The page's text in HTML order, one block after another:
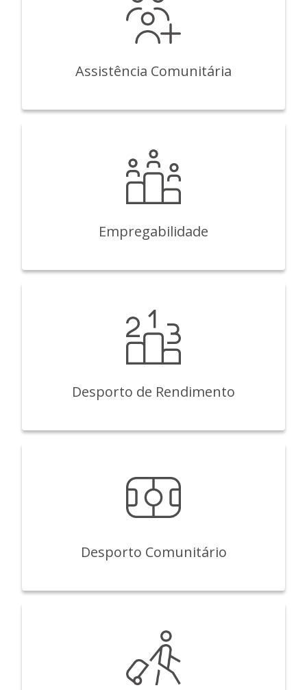
Assistência Comunitária
Empregabilidade
Desporto de Rendimento
Desporto Comunitário